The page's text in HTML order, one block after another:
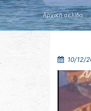
Αρχική σελίδα
10/12/